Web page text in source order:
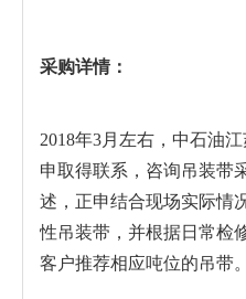
采购详情：
2018年3月左右，中石油
申取得联系，咨询吊装带
述，正申结合现场实际情
性吊装带，并根据日常检
客户推荐相应吨位的吊带